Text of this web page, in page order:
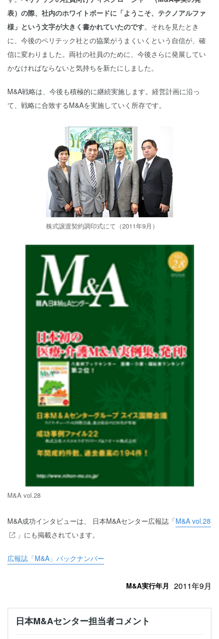
株式譲渡契約調印式にて（2011年9月）
表）の際、社内のホワイトボードに「ようこそ、テクノアルファ
様」という文字が大きく書かれていたのです。それを見たとき
に、今後のペリテック社との協業がうまくいくという自信が、確
信に変わりました。両社の社員のために、今後さらに発展してい
かなければならないと気持ちを新たにしました。
M&A戦略は、今後も積極的に継続実施します。経営計画に沿っ
て、戦略に合致するM&Aを実施していく所存です。
M&A vol.28
M&A成功インタビューは、 日本M&Aセンター広報誌「M&A vol.28
」にも掲載されています。
広報誌「M&A」バックナンバー
M&A実行年月 2011年9月
日本M&Aセンター担当者コメント